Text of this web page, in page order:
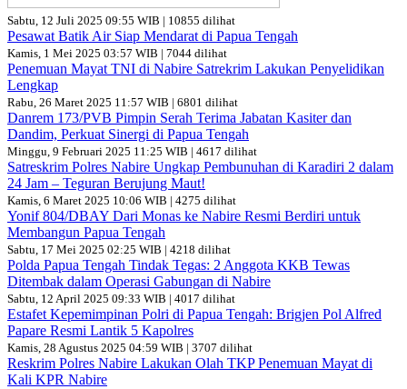
Sabtu, 12 Juli 2025 09:55 WIB | 10855 dilihat
Pesawat Batik Air Siap Mendarat di Papua Tengah
Kamis, 1 Mei 2025 03:57 WIB | 7044 dilihat
Penemuan Mayat TNI di Nabire Satrekrim Lakukan Penyelidikan
Lengkap
Rabu, 26 Maret 2025 11:57 WIB | 6801 dilihat
Danrem 173/PVB Pimpin Serah Terima Jabatan Kasiter dan
Dandim, Perkuat Sinergi di Papua Tengah
Minggu, 9 Februari 2025 11:25 WIB | 4617 dilihat
Satreskrim Polres Nabire Ungkap Pembunuhan di Karadiri 2 dalam
24 Jam – Teguran Berujung Maut!
Kamis, 6 Maret 2025 10:06 WIB | 4275 dilihat
Yonif 804/DBAY Dari Monas ke Nabire Resmi Berdiri untuk
Membangun Papua Tengah
Sabtu, 17 Mei 2025 02:25 WIB | 4218 dilihat
Polda Papua Tengah Tindak Tegas: 2 Anggota KKB Tewas
Ditembak dalam Operasi Gabungan di Nabire
Sabtu, 12 April 2025 09:33 WIB | 4017 dilihat
Estafet Kepemimpinan Polri di Papua Tengah: Brigjen Pol Alfred
Papare Resmi Lantik 5 Kapolres
Kamis, 28 Agustus 2025 04:59 WIB | 3707 dilihat
Reskrim Polres Nabire Lakukan Olah TKP Penemuan Mayat di
Kali KPR Nabire